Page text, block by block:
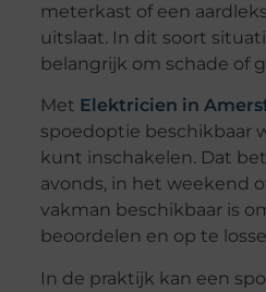
meterkast of een
uitslaat. In dit soort
belangrijk om schade of
Met Elektricien in
spoedoptie beschikbaar
kunt inschakelen. Dat
avonds, in het weekend
vakman beschikbaar is
beoordelen en op te
In de praktijk kan een